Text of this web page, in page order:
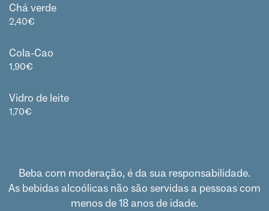
Chá verde
2,40€
Cola-Cao
1,90€
Vidro de leite
1,70€
Beba com moderação, é da sua responsabilidade.
As bebidas alcoólicas não são servidas a pessoas com
menos de 18 anos de idade.